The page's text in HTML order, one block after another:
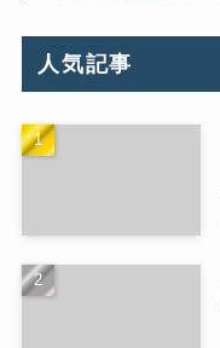
人気記事